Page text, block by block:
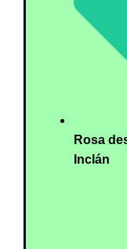
Rosa
Inclán